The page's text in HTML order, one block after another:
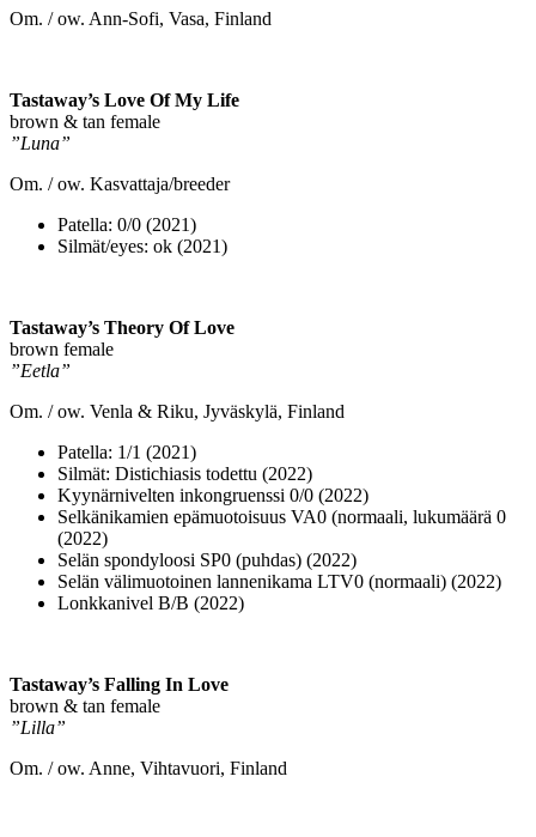
Om. / ow. Ann-Sofi, Vasa, Finland
Tastaway’s Love Of My Life
brown & tan female
”Luna”
Om. / ow. Kasvattaja/breeder
Patella: 0/0 (2021)
Silmät/eyes: ok (2021)
Tastaway’s Theory Of Love
brown female
”Eetla”
Om. / ow. Venla & Riku, Jyväskylä, Finland
Patella: 1/1 (2021)
Silmät: Distichiasis todettu (2022)
Kyynärnivelten inkongruenssi 0/0 (2022)
Selkänikamien epämuotoisuus VA0 (normaali, lukumäärä 0
(2022)
Selän spondyloosi SP0 (puhdas) (2022)
Selän välimuotoinen lannenikama LTV0 (normaali) (2022)
Lonkkanivel B/B (2022)
Tastaway’s Falling In Love
brown & tan female
”Lilla”
Om. / ow. Anne, Vihtavuori, Finland